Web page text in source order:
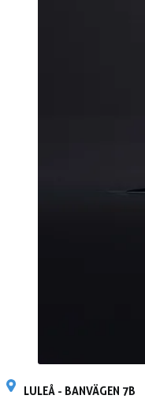
LULEÅ - BANVÄGEN 7B